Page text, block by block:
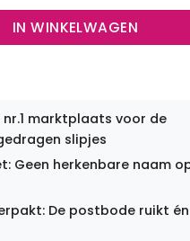
IN WINKELWAGEN
nr.1 marktplaats voor de
slipjes
Geen herkenbare naam
De postbode ruikt